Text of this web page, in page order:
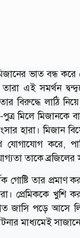
ভাত বন্ধ করে
এই সমর্থন
বিরুদ্ধে লাঠি
মিলে মিজানকে
হারা। মিজান
করে,
তাকে
তার প্রমাণ
প্রেমিককে খুশি
জাসি পড়ে আসে
মাধ্যমেই